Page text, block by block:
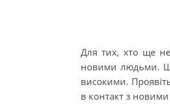
Для тих, хто ще
новими людьми.
високими.
в контакт з